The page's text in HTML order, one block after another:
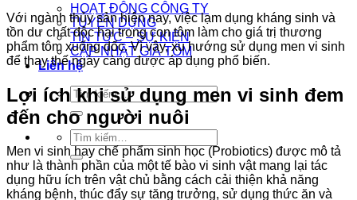
HOẠT ĐỘNG CÔNG TY
TUYỂN DỤNG
TIN TỨC – SỰ KIỆN
CẬP NHẬT GIÁ TÔM
Liên hệ
Tìm
kiếm:
Tìm
kiếm:
Với ngành thủy sản hiện nay, việc lạm dụng kháng sinh và
tồn dư chất độc hại trong con tôm làm cho giá trị thương
phẩm tôm xuống dốc. Vì vậy, xu hướng sử dụng men vi sinh
để thay thế ngày càng được áp dụng phổ biến.
Lợi ích khi sử dụng men vi sinh đem
đến cho người nuôi
Men vi sinh hay chế phẩm sinh học (Probiotics) được mô tả
như là thành phần của một tế bào vi sinh vật mang lại tác
dụng hữu ích trên vật chủ bằng cách cải thiện khả năng
kháng bệnh, thúc đẩy sự tăng trưởng, sử dụng thức ăn và